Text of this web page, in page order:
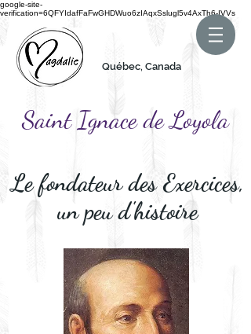
google-site-
verification=6QFYIdafFaFwGHDWuo6zIAqxSslugl5v4AxTh6-IVVs
Québec, Canada
Saint Ignace de Loyola
Le fondateur des Exercices,
un peu d'histoire